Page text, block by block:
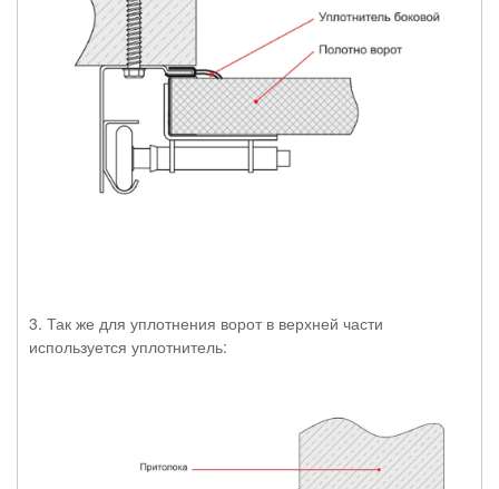
3. Так же для уплотнения ворот в верхней части
используется уплотнитель: